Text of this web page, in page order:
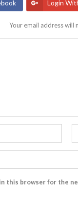
Login
Your email address will
this browser for the